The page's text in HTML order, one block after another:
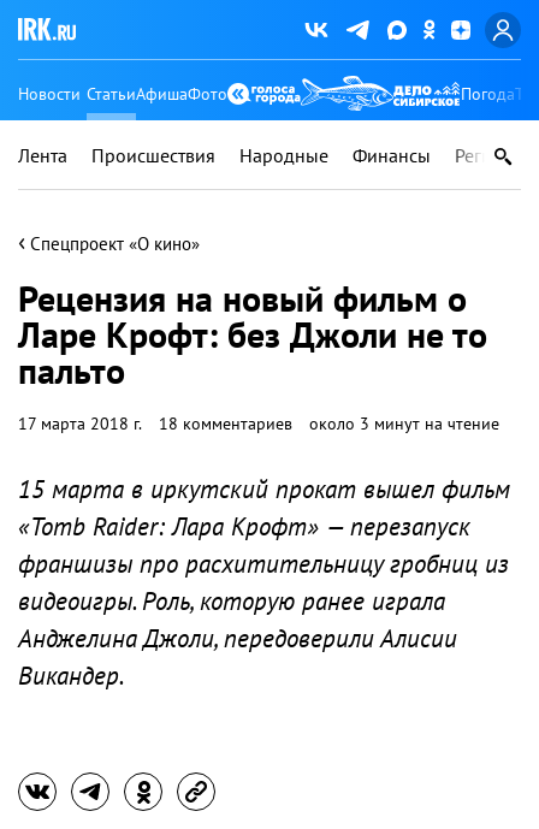
Новости СтатьиАфишаФото Погода
Лента Происшествия Народные Финансы Регионы
‹ Спецпроект «О кино»
Рецензия на новый фильм о
Ларе Крофт: без Джоли не то
пальто
17 марта 2018 г. 18 комментариев около 3 минут на чтение
15 марта в иркутский прокат вышел фильм
«Tomb Raider: Лара Крофт» — перезапуск
франшизы про расхитительницу гробниц из
видеоигры. Роль, которую ранее играла
Анджелина Джоли, передоверили Алисии
Викандер.